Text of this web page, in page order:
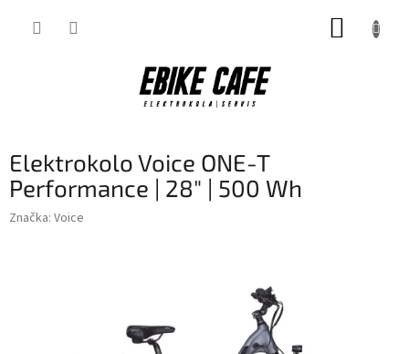
Elektrokolo Voice ONE-T
Performance | 28" | 500 Wh
Značka: Voice